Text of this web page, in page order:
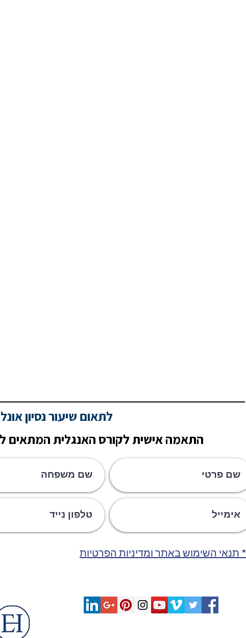
לתאום שיעור נסיון אונליין : 03-
התאמה אישית לקורס האנגלית המתאים
* תנאי השימוש באתר ומדיניות הפרטיות